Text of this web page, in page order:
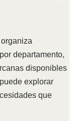
por departamento,
disponibles
explorar
que